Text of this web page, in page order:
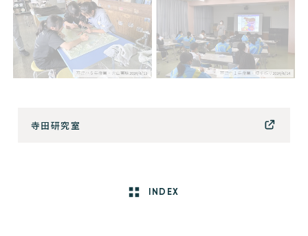
寺田研究室
INDEX